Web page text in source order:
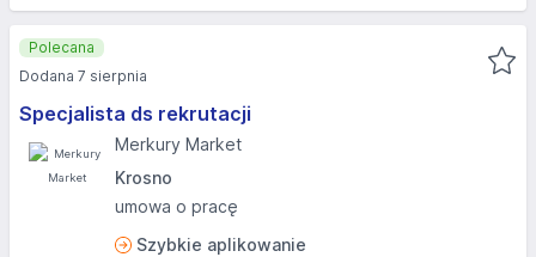
Specjalista ds rekrutacji
Merkury Market
Krosno
umowa o pracę
Szybkie aplikowanie
Polecana
Dodana 7 sierpnia